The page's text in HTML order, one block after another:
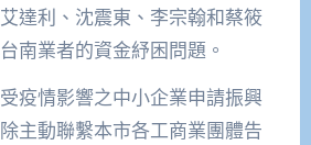
達利、沈震東、李宗翰和蔡筱
南業者的資金紓困問題。
疫情影響之中小企業申請振興
主動聯繫本市各工商業團體告